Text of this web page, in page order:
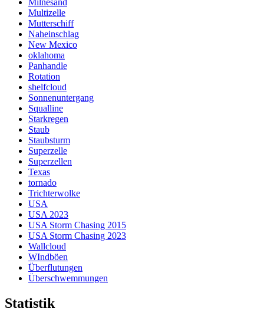
Milnesand
Multizelle
Mutterschiff
Naheinschlag
New Mexico
oklahoma
Panhandle
Rotation
shelfcloud
Sonnenuntergang
Squalline
Starkregen
Staub
Staubsturm
Superzelle
Superzellen
Texas
tornado
Trichterwolke
USA
USA 2023
USA Storm Chasing 2015
USA Storm Chasing 2023
Wallcloud
WIndböen
Überflutungen
Überschwemmungen
Statistik